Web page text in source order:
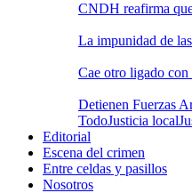
CNDH reafirma
La impunidad de
Cae otro ligado con
Detienen Fuerzas
TodoJusticia local
Editorial
Escena del crimen
Entre celdas y pasillos
Nosotros